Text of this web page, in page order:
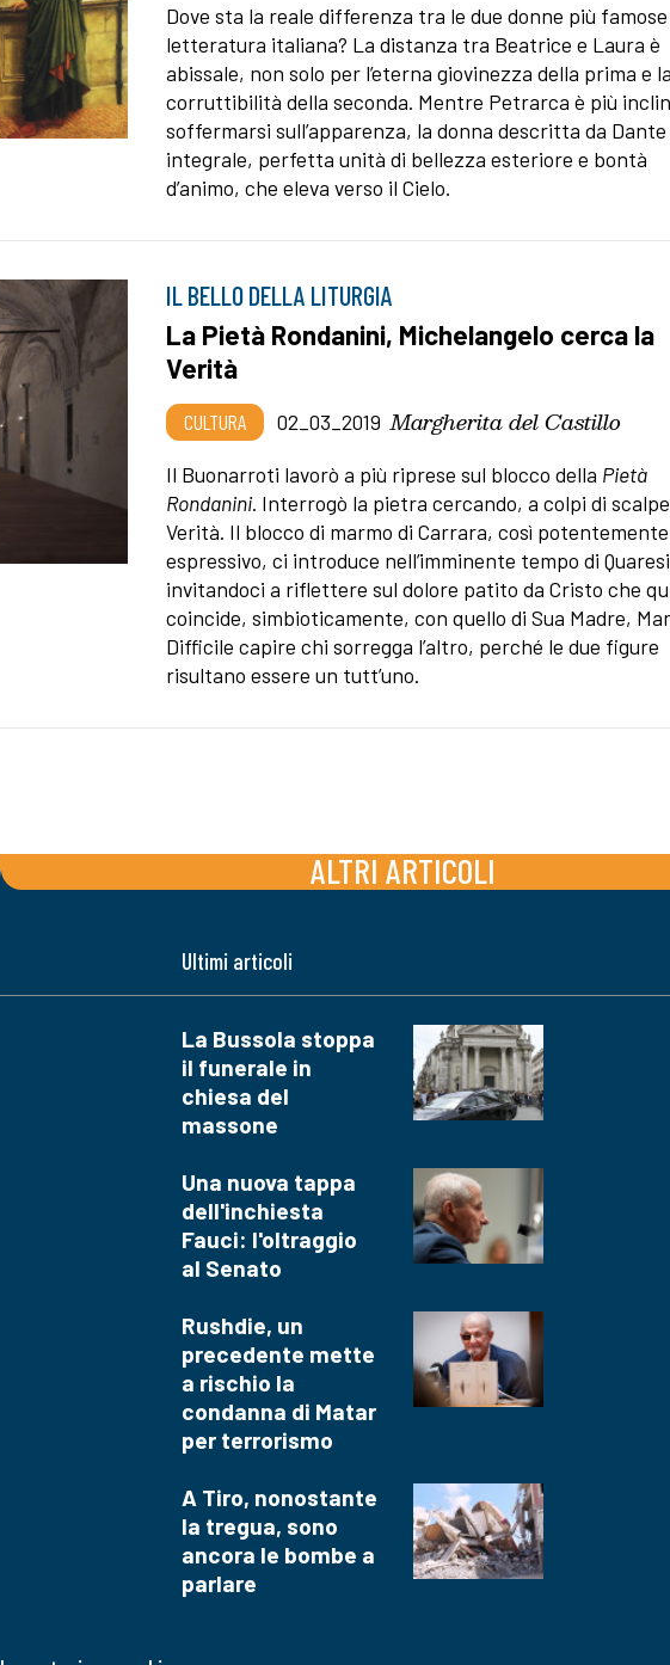
Dove sta la reale differenza tra le due donne più
letteratura italiana? La distanza tra Beatrice e Laura è
abissale, non solo per l’eterna giovinezza della prima e la
corruttibilità della seconda. Mentre Petrarca è più
soffermarsi sull’apparenza, la donna descritta da Dante
integrale, perfetta unità di bellezza esteriore e bontà
d’animo, che eleva verso il Cielo.
IL BELLO DELLA LITURGIA
La Pietà Rondanini, Michelangelo cerca la
Verità
CULTURA 02_03_2019 Margherita del Castillo
Il Buonarroti lavorò a più riprese sul blocco della Pietà
Rondanini. Interrogò la pietra cercando, a colpi di
Verità. Il blocco di marmo di Carrara, così potentemente
espressivo, ci introduce nell’imminente tempo di
invitandoci a riflettere sul dolore patito da Cristo che
coincide, simbioticamente, con quello di Sua Madre,
Difficile capire chi sorregga l’altro, perché le due figure
risultano essere un tutt’uno.
ALTRI ARTICOLI
Ultimi articoli
La Bussola stoppa
il funerale in
chiesa del
massone
Una nuova tappa
dell'inchiesta
Fauci: l'oltraggio
al Senato
Rushdie, un
precedente mette
a rischio la
condanna di Matar
per terrorismo
A Tiro, nonostante
la tregua, sono
ancora le bombe a
parlare